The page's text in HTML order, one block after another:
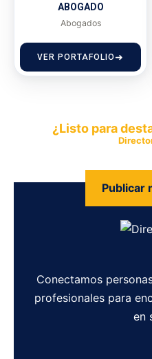
ABOGADO
Abogados
VER PORTAFOLIO
¿Listo para
Publicar
Conectamos
profesionales para
en